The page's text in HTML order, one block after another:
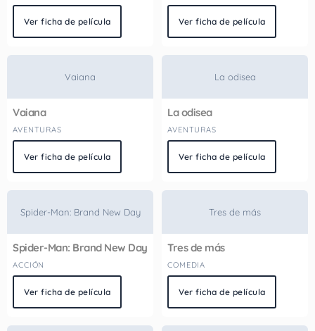
Ver ficha de película Ver ficha de película
Vaiana
Vaiana
AVENTURAS
Ver ficha de película
La odisea
La odisea
AVENTURAS
Ver ficha de película
Spider-Man: Brand New Day
Spider-Man: Brand New Day
ACCIÓN
Ver ficha de película
Tres de más
Tres de más
COMEDIA
Ver ficha de película